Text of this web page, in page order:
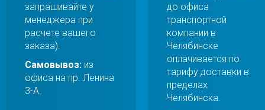
запрашивайте у
менеджера при
расчете вашего
заказа).
Самовывоз: из
офиса на пр. Ленина
3-А.
до офиса
транспортной
компании в
Челябинске
оплачивается по
тарифу доставки в
пределах
Челябинска.